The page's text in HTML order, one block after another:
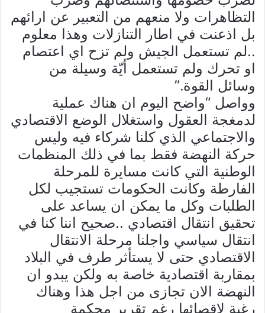
التظاهرات ولا منعهم من التعبير عن ارائهم
بل اذعنت في اطار التنازلات وهذا معلوم
..لم تستعمل الجيش ولم تزح اي اعتصام
او تحرك ولم تستعمل أيّة وسيلة من
وسائل القوة.”
وواصل “واضح اليوم ان هناك عملية
لدمغجة العقول واستغلال الوضع الاقتصادي
والاجتماعي الذي كلنا شركاء فيه وليس
حركة النهضة فقط بما في ذلك المنظمات
الوطنية التي كانت مسايرة للمرحلة
الفارطة وكانت الحكومات تستجيب لكل
الطلبات وكل ما يمكن ان يساعد على
تحقيق انتقال اقتصادي ..صحيح اننا كنا في
انتقال سياسي واجلنا مرحلة الانتقال
الاقتصادي حتى لا يستأثر طرف في البلاد
بمقاربة اقتصادية خاصة به ولكن يبدو ان
النهضة الان تجازى من اجل هذا وهناك
رغبة لإقصائها رغم تقرير محكمة